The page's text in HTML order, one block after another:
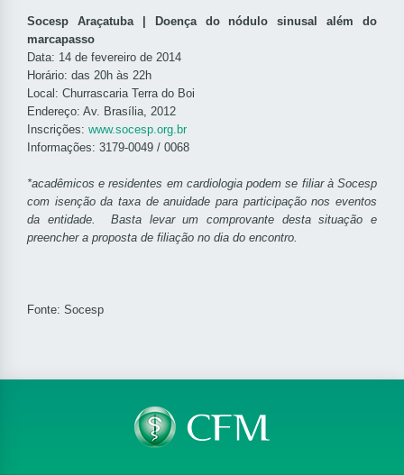
Socesp Araçatuba | Doença do nódulo sinusal além do
marcapasso
Data: 14 de fevereiro de 2014
Horário: das 20h às 22h
Local: Churrascaria Terra do Boi
Endereço: Av. Brasília, 2012
Inscrições: www.socesp.org.br
Informações: 3179-0049 / 0068
*acadêmicos e residentes em cardiologia podem se filiar à Socesp
com isenção da taxa de anuidade para participação nos eventos
da entidade. Basta levar um comprovante desta situação e
preencher a proposta de filiação no dia do encontro.
Fonte: Socesp